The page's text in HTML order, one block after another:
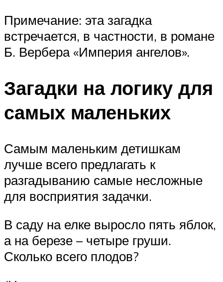
Примечание: эта загадка
встречается, в частности, в романе
Б. Вербера «Империя ангелов».
Загадки на логику для
самых маленьких
Самым маленьким детишкам
лучше всего предлагать к
разгадыванию самые несложные
для восприятия задачки.
В саду на елке выросло пять яблок,
а на березе – четыре груши.
Сколько всего плодов?